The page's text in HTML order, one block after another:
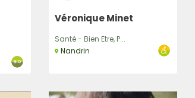
Véronique Minet
Santé - Bien Etre, P...
Nandrin